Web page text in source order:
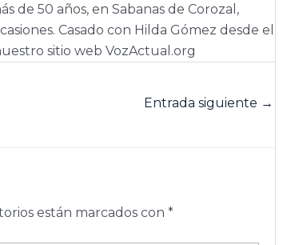
de 50 años, en Sabanas de Corozal,
Casado con Hilda Gómez desde el
sitio web VozActual.org
Entrada siguiente →
están marcados con *